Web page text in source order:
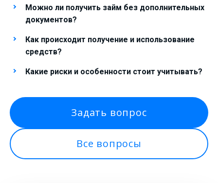
Можно ли получить займ без дополнительных
документов?
Как происходит получение и использование
средств?
Какие риски и особенности стоит учитывать?
Задать вопрос
Все вопросы